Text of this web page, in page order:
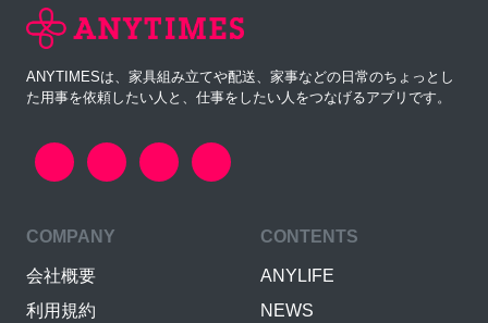
ANYTIMESは、家具組み立てや配送、家事などの日常のちょっとし
た用事を依頼したい人と、仕事をしたい人をつなげるアプリです。
COMPANY
会社概要
利用規約
CONTENTS
ANYLIFE
NEWS